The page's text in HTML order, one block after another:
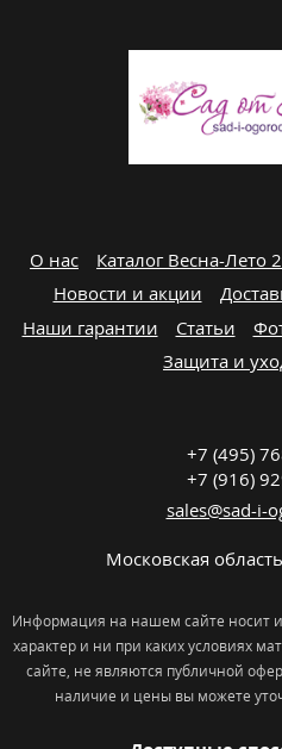
О нас Каталог Весна-Лето
Новости и акции
Наши гарантии
Статьи
Защита и
+7 (495)
+7 (916)
sales@sad-i-
Московская область
Информация на нашем сайте носит
характер и ни при каких условиях
сайте, не являются публичной
наличие и цены вы можете